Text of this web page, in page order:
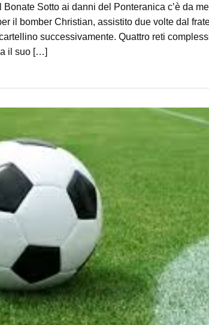
Bonate Sotto ai danni del Ponteranica c’è da
il bomber Christian, assistito due volte dal
successivamente. Quattro reti
il suo […]